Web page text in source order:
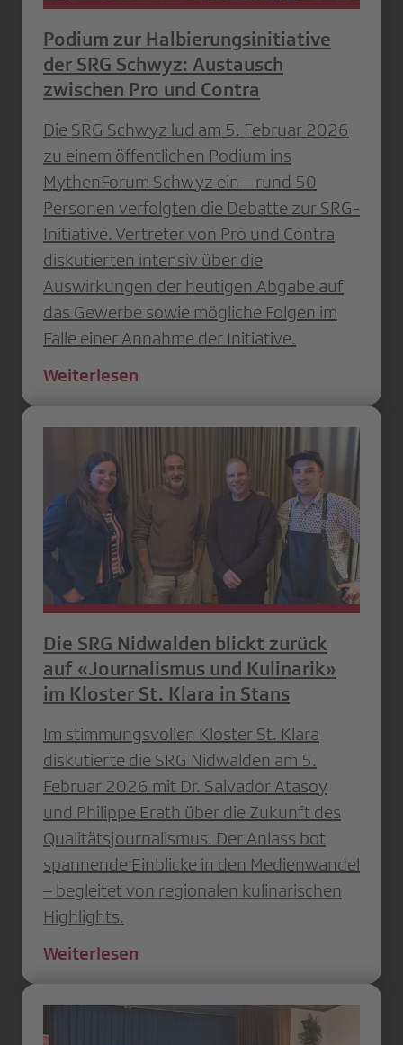
Podium zur Halbierungsinitiative
der SRG Schwyz: Austausch
zwischen Pro und Contra
Die SRG Schwyz lud am 5. Februar 2026
zu einem öffentlichen Podium ins
MythenForum Schwyz ein – rund 50
Personen verfolgten die Debatte zur SRG-
Initiative. Vertreter von Pro und Contra
diskutierten intensiv über die
Auswirkungen der heutigen Abgabe auf
das Gewerbe sowie mögliche Folgen im
Falle einer Annahme der Initiative.
Weiterlesen
Die SRG Nidwalden blickt zurück
auf «Journalismus und Kulinarik»
im Kloster St. Klara in Stans
Im stimmungsvollen Kloster St. Klara
diskutierte die SRG Nidwalden am 5.
Februar 2026 mit Dr. Salvador Atasoy
und Philippe Erath über die Zukunft des
Qualitätsjournalismus. Der Anlass bot
spannende Einblicke in den Medienwandel
– begleitet von regionalen kulinarischen
Highlights.
Weiterlesen